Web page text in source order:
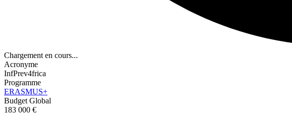
Chargement en cours...
Acronyme
InfPrev4frica
Programme
ERASMUS+
Budget Global
183 000 €